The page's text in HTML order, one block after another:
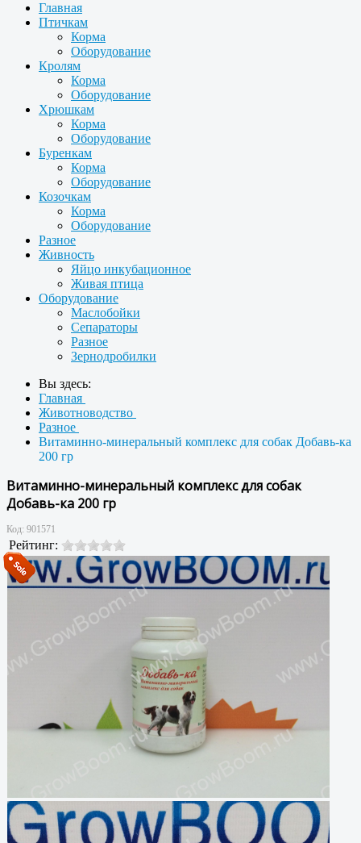
Главная
Птичкам
Корма
Оборудование
Кролям
Корма
Оборудование
Хрюшкам
Корма
Оборудование
Буренкам
Корма
Оборудование
Козочкам
Корма
Оборудование
Разное
Живность
Яйцо инкубационное
Живая птица
Оборудование
Маслобойки
Сепараторы
Разное
Зернодробилки
Вы здесь:
Главная
Животноводство
Разное
Витаминно-минеральный комплекс для собак Добавь-ка
200 гр
Витаминно-минеральный комплекс для собак
Добавь-ка 200 гр
Код: 901571
Рейтинг: